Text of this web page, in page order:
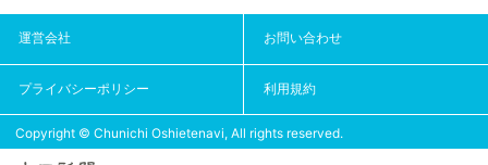
運営会社 お問い合わせ
プライバシーポリシー 利用規約
Copyright © Chunichi Oshietenavi, All rights reserved.